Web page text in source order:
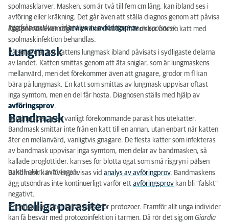
spolmasklarver. Masken, som är två till fem cm lång, kan ibland ses i
avföring eller kräkning. Det går även att ställa diagnos genom att påvisa
ägg från masken vidanalys av avföringsprov.
Katter som lever strikt inomhus drabbas inte av spolmask.
Då spolmask kan utgöra en smittrisk för människor bör en katt med
spolmaskinfektion behandlas.
Lungmask
På senare år har kattens lungmask ibland påvisats i sydligaste delarna
av landet. Katten smittas genom att äta sniglar, som är lungmaskens
mellanvärd, men det förekommer även att gnagare, grodor m fl kan
bära på lungmask. En katt som smittas av lungmask uppvisar oftast
inga symtom, men en del får hosta. Diagnosen ställs med hjälp av
avföringsprov.
Bandmask
Bandmasken är en vanligt förekommande parasit hos utekatter.
Bandmask smittar inte från en katt till en annan, utan enbart när katten
äter en mellanvärd, vanligtvis gnagare. De flesta katter som infekteras
av bandmask uppvisar inga symtom, men delar av bandmasken, så
kallade proglottider, kan ses för blotta ögat som små risgryn i pälsen
baktill eller i avföringen.
Bandmask kan även påvisas vid analys av avföringprov. Bandmaskens
ägg utsöndras inte kontinuerligt varför ett avföringsprov kan bli "falskt"
negativt.
Encelliga parasiter
Encelliga parasiter kallas också för protozoer. Framför allt unga individer
kan få besvär med protozoinfektion i tarmen. Då rör det sig om Giardia